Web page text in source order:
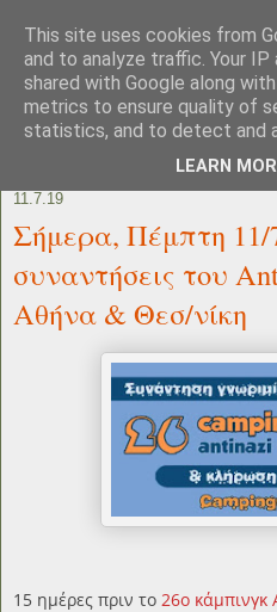
11.7.19
Σήμερα, Πέμπτη
συναντήσεις του
Αθήνα & Θεσ/νίκη
15 ημέρες πριν το 26o
This site uses cookies from
and to analyze traffic. Your
shared with Google along
metrics to ensure quality of
statistics, and to detect and
LEARN